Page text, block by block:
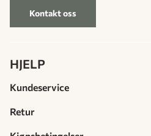
Kontakt oss
HJELP
Kundeservice
Retur